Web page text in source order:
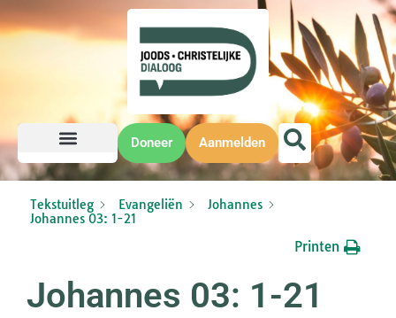
Doneer Aanmelden
Tekstuitleg Evangeliën
Johannes
Johannes 03: 1-21
Printen
Johannes 03: 1-21